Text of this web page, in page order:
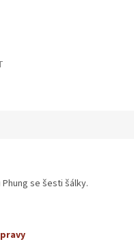
se šesti šálky.